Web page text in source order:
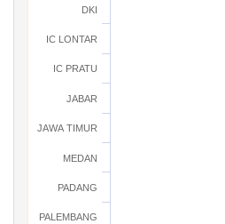
DKI
IC LONTAR
IC PRATU
JABAR
JAWA TIMUR
MEDAN
PADANG
PALEMBANG